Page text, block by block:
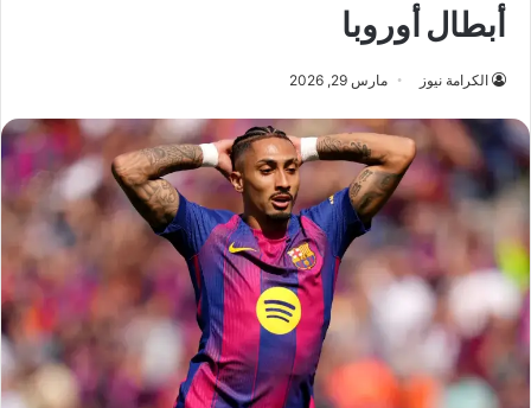
أبطال أوروبا
الكرامة نيوز مارس 29, 2026